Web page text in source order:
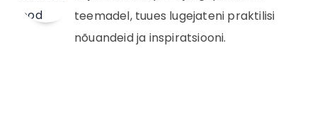
teemadel, tuues lugejateni praktilisi
nõuandeid ja inspiratsiooni.